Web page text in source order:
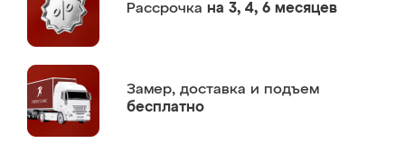
Рассрочка на 3, 4, 6 месяцев
Замер, доставка и подъем
бесплатно